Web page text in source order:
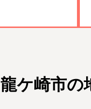
龍ケ崎市の